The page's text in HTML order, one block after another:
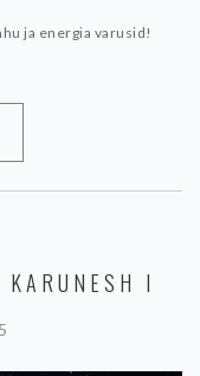
ja energia varusid!
I